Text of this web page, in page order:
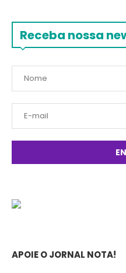
Receba nossa
APOIE O JORNAL NOTA!